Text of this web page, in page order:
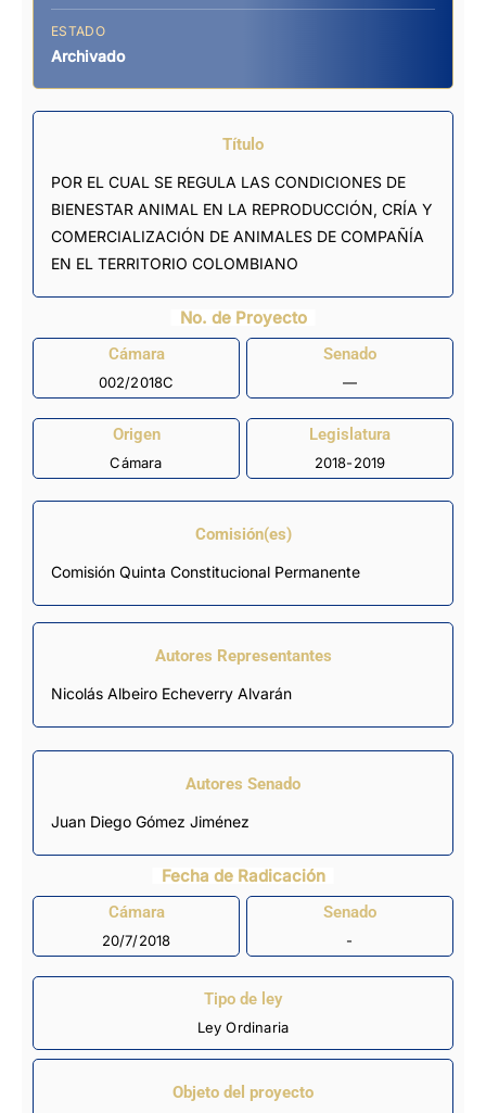
ESTADO
Archivado
Título
POR EL CUAL SE REGULA LAS CONDICIONES DE
BIENESTAR ANIMAL EN LA REPRODUCCIÓN, CRÍA Y
COMERCIALIZACIÓN DE ANIMALES DE COMPAÑÍA
EN EL TERRITORIO COLOMBIANO
No. de Proyecto
Cámara
002/2018C
Senado
—
Origen
Cámara
Legislatura
2018-2019
Comisión(es)
Comisión Quinta Constitucional Permanente
Autores Representantes
Nicolás Albeiro Echeverry Alvarán
Autores Senado
Juan Diego Gómez Jiménez
Fecha de Radicación
Cámara
20/7/2018
Senado
-
Tipo de ley
Ley Ordinaria
Objeto del proyecto